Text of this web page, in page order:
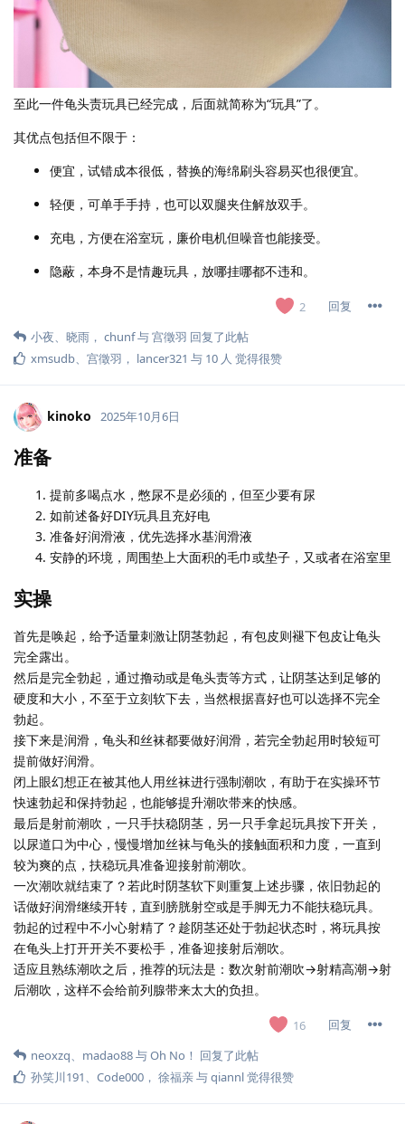
至此一件龟头责玩具已经完成，后面就简称为“玩具”了。
其优点包括但不限于：
便宜，试错成本很低，替换的海绵刷头容易买也很便宜。
轻便，可单手手持，也可以双腿夹住解放双手。
充电，方便在浴室玩，廉价电机但噪音也能接受。
隐蔽，本身不是情趣玩具，放哪挂哪都不违和。
2
回复
小夜、 晓雨 ， chunf与宫徵羽 回复了此帖
xmsudb、 宫徵羽 ， lancer321 与 10 人 觉得很赞
kinoko 2025年10月6日
准备
提前多喝点水，憋尿不是必须的，但至少要有尿
如前述备好DIY玩具且充好电
准备好润滑液，优先选择水基润滑液
安静的环境，周围垫上大面积的毛巾或垫子，又或者在浴室里
实操
首先是唤起，给予适量刺激让阴茎勃起，有包皮则褪下包皮让龟头
完全露出。
然后是完全勃起，通过撸动或是龟头责等方式，让阴茎达到足够的
硬度和大小，不至于立刻软下去，当然根据喜好也可以选择不完全
勃起。
接下来是润滑，龟头和丝袜都要做好润滑，若完全勃起用时较短可
提前做好润滑。
闭上眼幻想正在被其他人用丝袜进行强制潮吹，有助于在实操环节
快速勃起和保持勃起，也能够提升潮吹带来的快感。
最后是射前潮吹，一只手扶稳阴茎，另一只手拿起玩具按下开关，
以尿道口为中心，慢慢增加丝袜与龟头的接触面积和力度，一直到
较为爽的点，扶稳玩具准备迎接射前潮吹。
一次潮吹就结束了？若此时阴茎软下则重复上述步骤，依旧勃起的
话做好润滑继续开转，直到膀胱射空或是手脚无力不能扶稳玩具。
勃起的过程中不小心射精了？趁阴茎还处于勃起状态时，将玩具按
在龟头上打开开关不要松手，准备迎接射后潮吹。
适应且熟练潮吹之后，推荐的玩法是：数次射前潮吹→射精高潮→射
后潮吹，这样不会给前列腺带来太大的负担。
16
回复
neoxzq、 madao88与Oh No！ 回复了此帖
孙笑川191、 Code000 ， 徐福亲与qiannl觉得很赞